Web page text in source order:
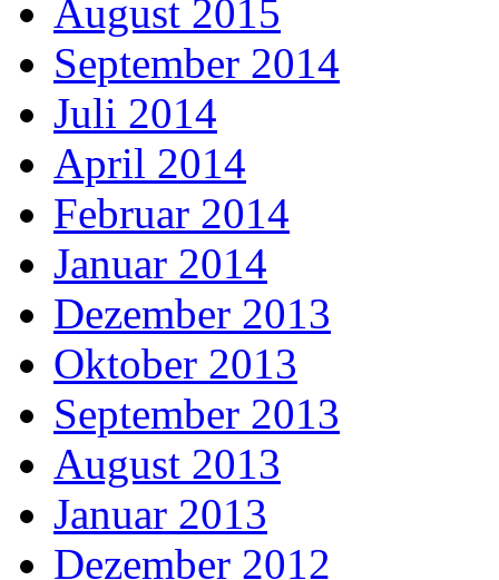
August 2015
September 2014
Juli 2014
April 2014
Februar 2014
Januar 2014
Dezember 2013
Oktober 2013
September 2013
August 2013
Januar 2013
Dezember 2012